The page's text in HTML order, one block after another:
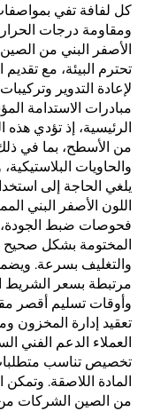
كل لفافة تفي
ومقاومة درجات
الأصفر البني من
تحترم البيئة، مع
لإعادة التدوير
مبادرات الاستدامة
الرئيسية، إذ تؤدي هذه
من الأسطح، بما في
والحاويات
يلغي الحاجة إلى
اللون الأصفر البني
فحوصات ضبط الجودة،
المختومة بشكل صحيح
والتغليف بسرعة.
مرتبطة بسعر الشريط
وأوقات تسليم أقصر
تعقيد إدارة المخزون
العملاء الدعم الفني
تخصيص تناسب
المادة اللاصقة.
من الصين الشركات من